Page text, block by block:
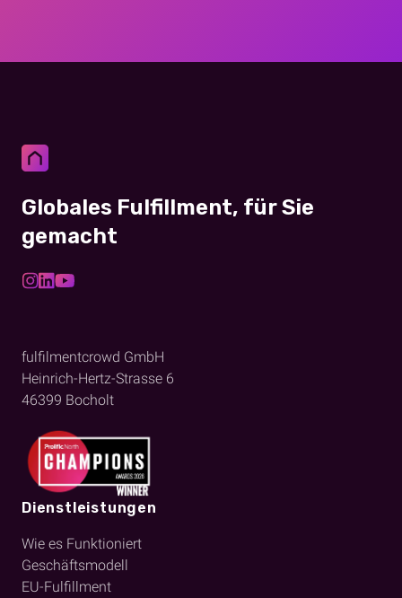
Globales Fulfillment, für Sie
gemacht
fulfilmentcrowd GmbH
Heinrich-Hertz-Strasse 6
46399 Bocholt
Dienstleistungen
Wie es Funktioniert
Geschäftsmodell
EU-Fulfillment